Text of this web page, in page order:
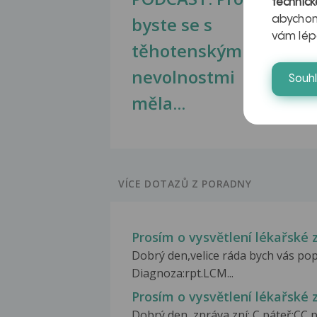
byste se s
těhotenskými
nevolnostmi
měla...
VÍCE DOTAZŮ Z PORADNY
Prosím o vysvětlení lékařské
Dobrý den,velice ráda bych vás
Diagnoza:rpt.LCM...
Prosím o vysvětlení lékařské
vám